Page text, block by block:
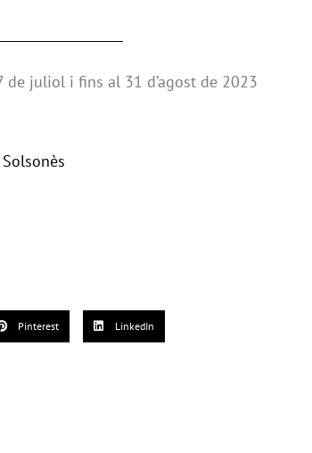
juliol i fins al 31 d’agost de 2023
Pinterest LinkedIn